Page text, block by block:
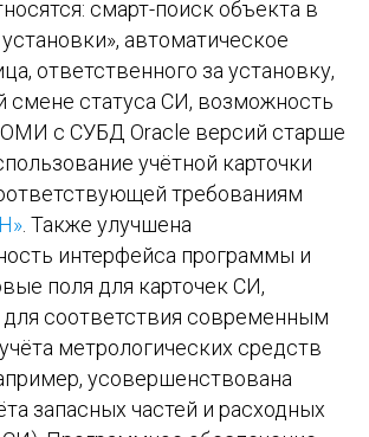
смарт-поиск объекта в
автоматическое
ответственного за установку,
смене статуса СИ, возможность
с СУБД Oracle версий старше
учётной карточки
требованиям
. Также улучшена
интерфейса программы и
поля для карточек СИ,
соответствия современным
метрологических средств
усовершенствована
запасных частей и расходных